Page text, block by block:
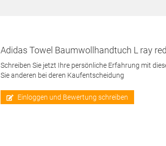
Adidas Towel Baumwollhandtuch L ray
Schreiben Sie jetzt Ihre persönliche Erfahrung mit
Sie anderen bei deren Kaufentscheidung
Einloggen und Bewertung schreiben